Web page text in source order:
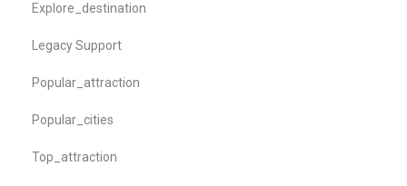
Explore_destination
Legacy Support
Popular_attraction
Popular_cities
Top_attraction